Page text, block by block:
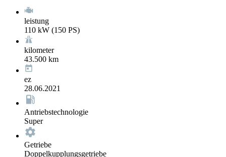
leistung
110 kW (150 PS)
kilometer
43.500 km
ez
28.06.2021
Antriebstechnologie
Super
Getriebe
Doppelkupplungsgetriebe